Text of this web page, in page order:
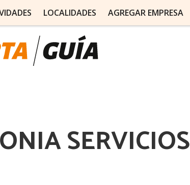
LOCALIDADES AGREGAR EMPRESA
SERVICIOS